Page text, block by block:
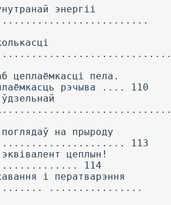
энергіі
цеплаёмкасці пела.
рэчыва .... 110
на прыроду
113
цеплын!
114
і ператварэння
................